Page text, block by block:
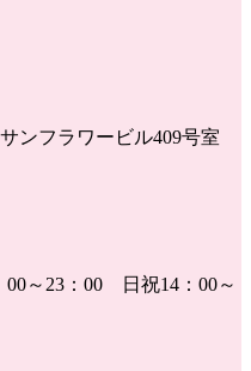
ンフラワービル409号室
～23：00 日祝14：00～